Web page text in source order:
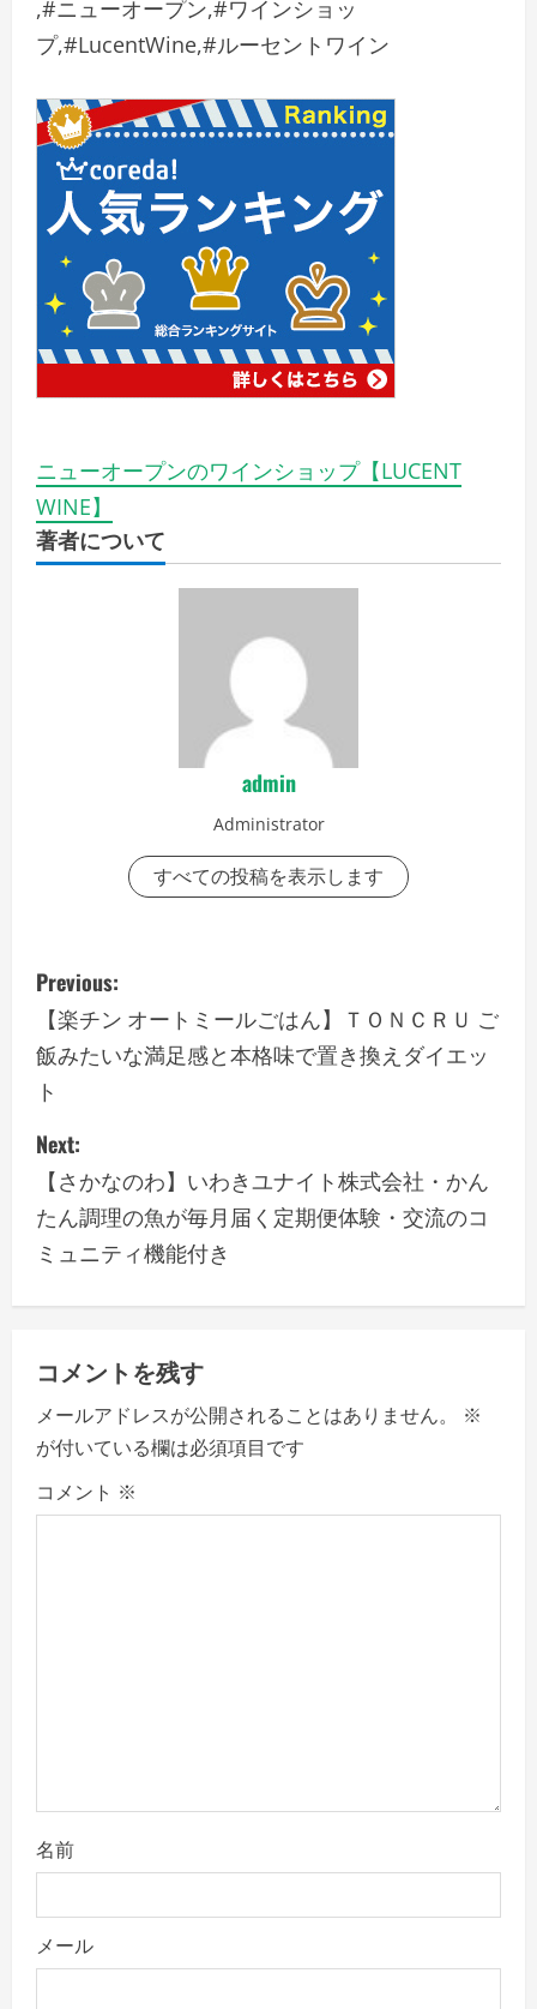
,#ニューオープン,#ワインショッ
プ,#LucentWine,#ルーセントワイン
ニューオープンのワインショップ【LUCENT
WINE】
著者について
admin
Administrator
すべての投稿を表示します
P
o
s
t
n
a
v
i
g
a
t
i
Previous:
【楽チン オートミールごはん】ＴＯＮＣＲＵ ご
飯みたいな満足感と本格味で置き換えダイエッ
ト
Next:
【さかなのわ】いわきユナイト株式会社・かん
たん調理の魚が毎月届く定期便体験・交流のコ
ミュニティ機能付き
コメントを残す
メールアドレスが公開されることはありません。
※
が付いている欄は必須項目です
コメント ※
名前
メール